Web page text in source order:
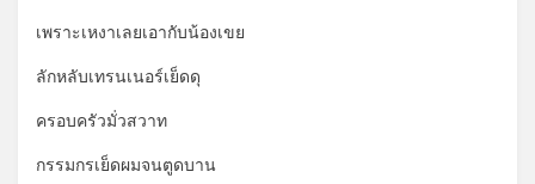
เพราะเหงาเลยเอากับน้องเขย
ลักหลับเทรนเนอร์เย็ดดุ
ครอบครัวมั่วสวาท
กรรมกรเย็ดผมจนตูดบาน